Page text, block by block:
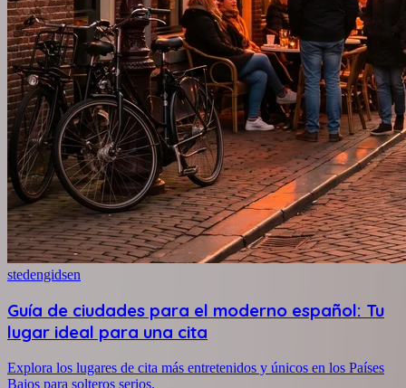
stedengidsen
Guía de ciudades para el moderno español: Tu
lugar ideal para una cita
Explora los lugares de cita más entretenidos y únicos en los Países
Bajos para solteros serios.